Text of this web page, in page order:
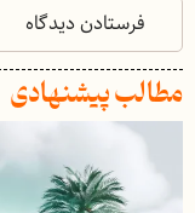
مطالب پیشنهادی